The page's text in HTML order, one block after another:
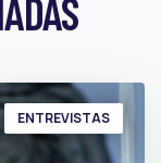
ENTREVISTAS